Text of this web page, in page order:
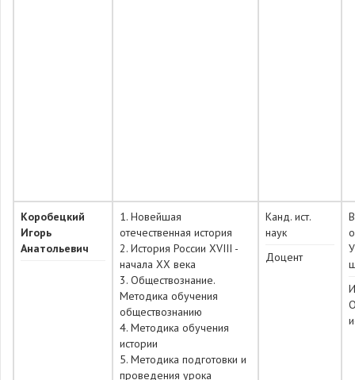
Коробецкий
Игорь
Анатольевич
1. Новейшая
отечественная история
2. История России XVIII -
начала XX века
3. Обществознание.
Методика обучения
обществознанию
4. Методика обучения
истории
5. Методика подготовки и
проведения урока
Канд. ист.
наук
Доцент